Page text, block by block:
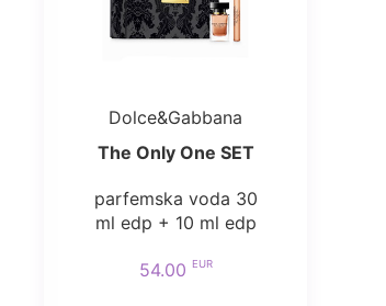
Dolce&Gabbana
The Only One SET
parfemska voda 30
ml edp + 10 ml edp
54.00 EUR